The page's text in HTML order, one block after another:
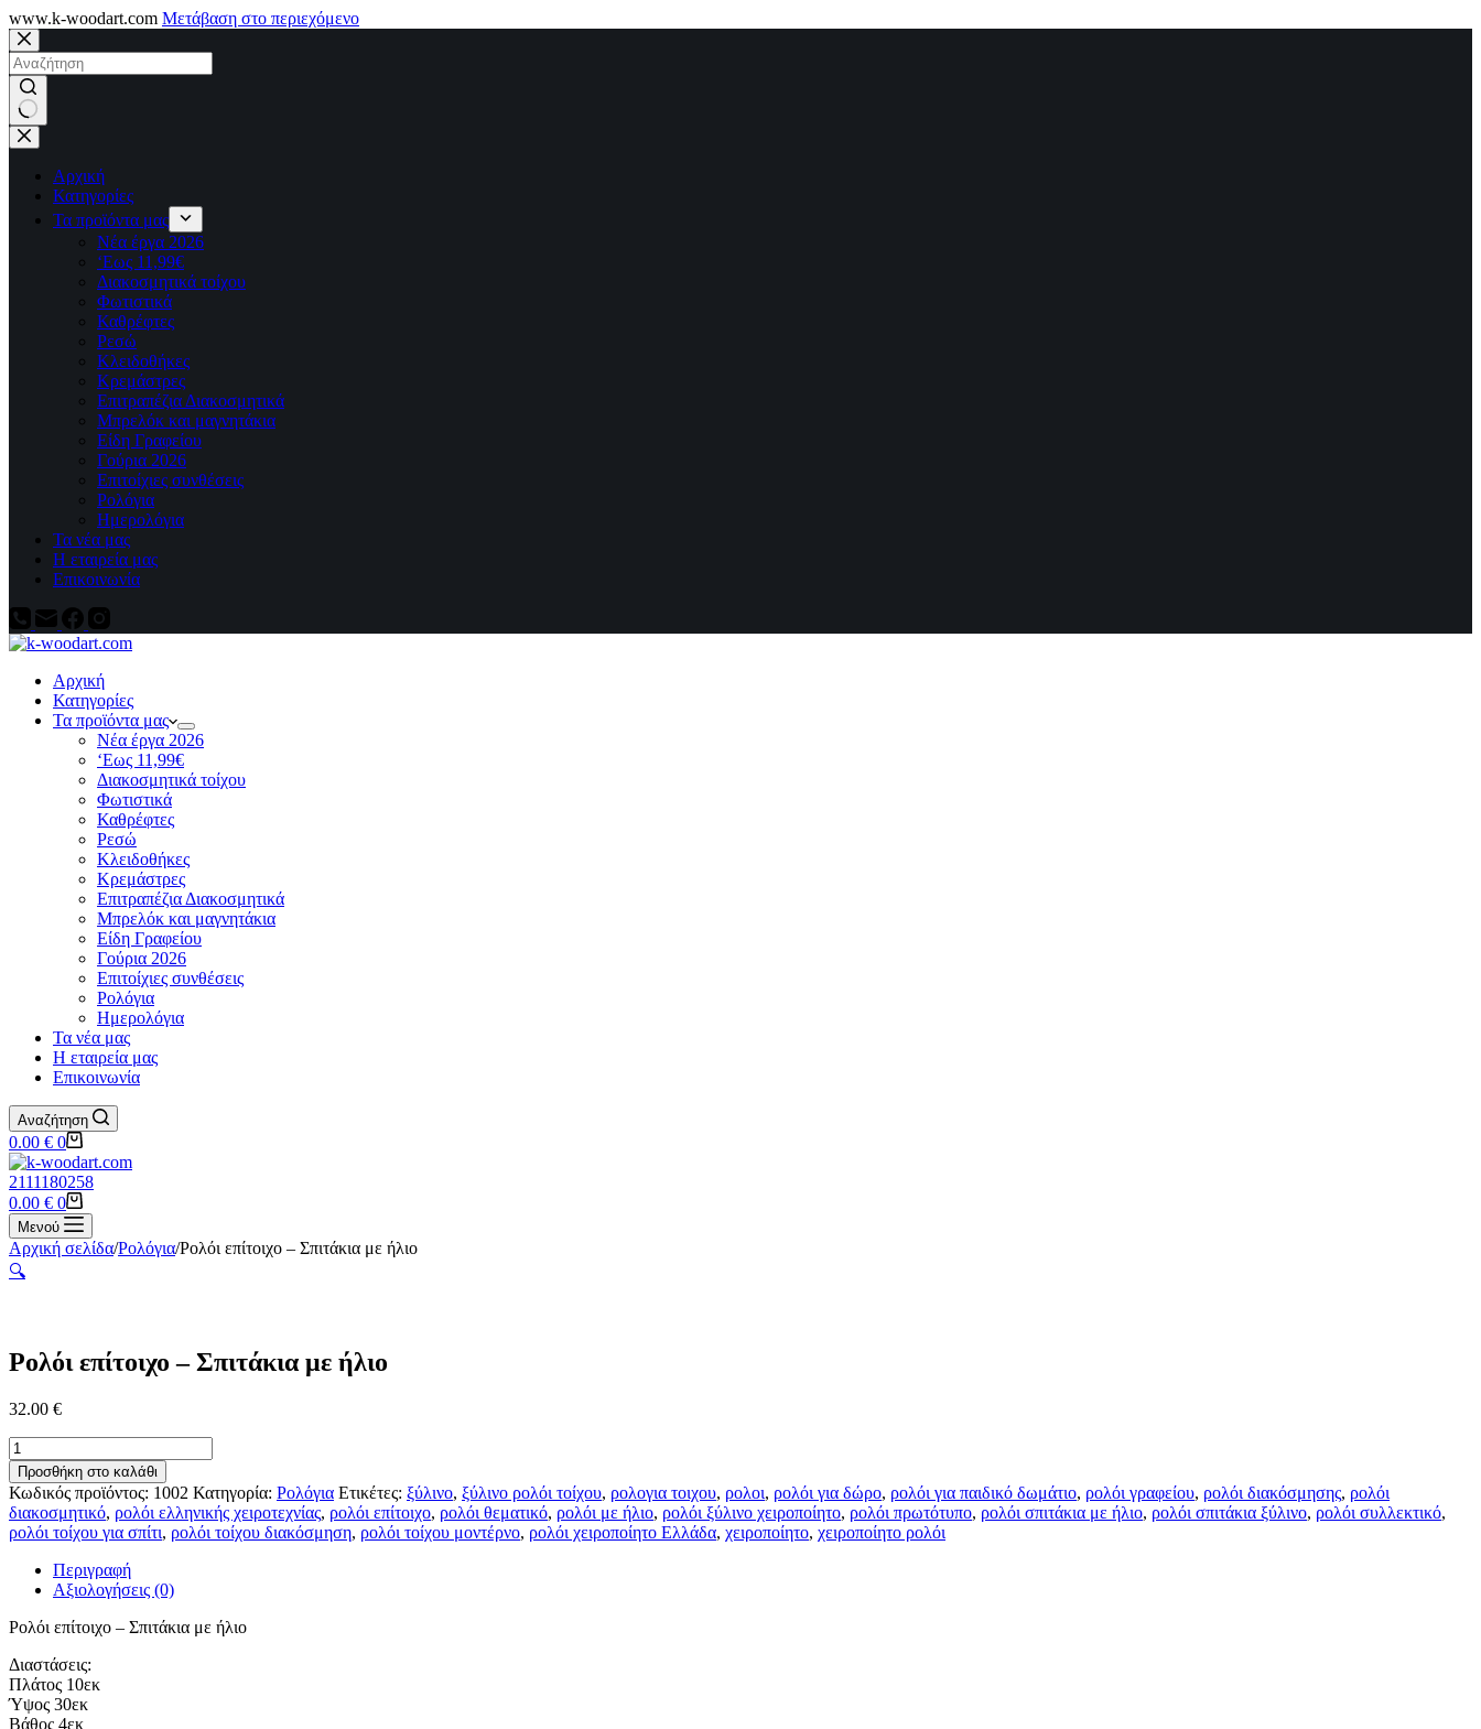
www.k-woodart.com Μετάβαση στο περιεχόμενο
No
results
Αρχική
Κατηγορίες
Τα προϊόντα μας
Νέα έργα 2026
‘Εως 11,99€
Διακοσμητικά τοίχου
Φωτιστικά
Καθρέφτες
Ρεσώ
Kλειδοθήκες
Κρεμάστρες
Επιτραπέζια Διακοσμητικά
Μπρελόκ και μαγνητάκια
Είδη Γραφείου
Γούρια 2026
Επιτοίχιες συνθέσεις
Ρολόγια
Ημερολόγια
Τα νέα μας
Η εταιρεία μας
Επικοινωνία
Αρχική
Κατηγορίες
Τα προϊόντα μας
Νέα έργα 2026
‘Εως 11,99€
Διακοσμητικά τοίχου
Φωτιστικά
Καθρέφτες
Ρεσώ
Kλειδοθήκες
Κρεμάστρες
Επιτραπέζια Διακοσμητικά
Μπρελόκ και μαγνητάκια
Είδη Γραφείου
Γούρια 2026
Επιτοίχιες συνθέσεις
Ρολόγια
Ημερολόγια
Τα νέα μας
Η εταιρεία μας
Επικοινωνία
Αναζήτηση
Shopping
cart
0.00 € 0
2111180258
Shopping
cart
0.00 € 0
Μενού
Αρχική σελίδα/Ρολόγια/Ρολόι επίτοιχο – Σπιτάκια με ήλιο
🔍
Ρολόι επίτοιχο – Σπιτάκια με ήλιο
32.00 €
Ρολόι
επίτοιχο
–
Σπιτάκια
με
ήλιο
ποσότητα
Προσθήκη στο καλάθι
Κωδικός προϊόντος: 1002 Κατηγορία: Ρολόγια Ετικέτες: ξύλινο, ξύλινο ρολόι τοίχου, ρολογια τοιχου, ρολοι, ρολόι για δώρο, ρολόι για παιδικό δωμάτιο, ρολόι γραφείου, ρολόι διακόσμησης, ρολόι
διακοσμητικό, ρολόι ελληνικής χειροτεχνίας, ρολόι επίτοιχο, ρολόι θεματικό, ρολόι με ήλιο, ρολόι ξύλινο χειροποίητο, ρολόι πρωτότυπο, ρολόι σπιτάκια με ήλιο, ρολόι σπιτάκια ξύλινο, ρολόι συλλεκτικό,
ρολόι τοίχου για σπίτι, ρολόι τοίχου διακόσμηση, ρολόι τοίχου μοντέρνο, ρολόι χειροποίητο Ελλάδα, χειροποίητο, χειροποίητο ρολόι
Περιγραφή
Αξιολογήσεις (0)
Ρολόι επίτοιχο – Σπιτάκια με ήλιο
Διαστάσεις:
Πλάτος 10εκ
Ύψος 30εκ
Βάθος 4εκ